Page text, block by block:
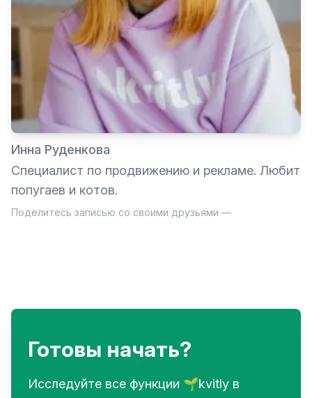
Инна Руденкова
Специалист по продвижению и рекламе. Любит
попугаев и котов.
Поделитесь записью со своими друзьями —
Готовы начать?
Исследуйте все функции 🌱kvitly в